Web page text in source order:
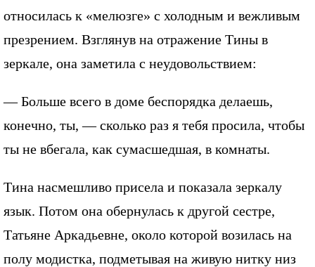
относилась к «мелюзге» с холодным и вежливым
презрением. Взглянув на отражение Тины в
зеркале, она заметила с неудовольствием:
— Больше всего в доме беспорядка делаешь,
конечно, ты, — сколько раз я тебя просила, чтобы
ты не вбегала, как сумасшедшая, в комнаты.
Тина насмешливо присела и показала зеркалу
язык. Потом она обернулась к другой сестре,
Татьяне Аркадьевне, около которой возилась на
полу модистка, подметывая на живую нитку низ